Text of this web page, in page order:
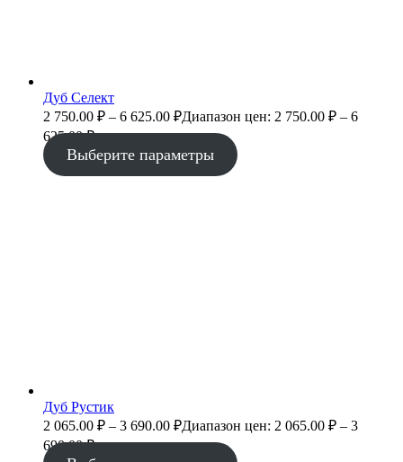
Дуб Селект
2 750.00 ₽ – 6 625.00 ₽Диапазон цен: 2 750.00 ₽ – 6
625.00 ₽
Выберите параметры
Дуб Рустик
2 065.00 ₽ – 3 690.00 ₽Диапазон цен: 2 065.00 ₽ – 3
690.00 ₽